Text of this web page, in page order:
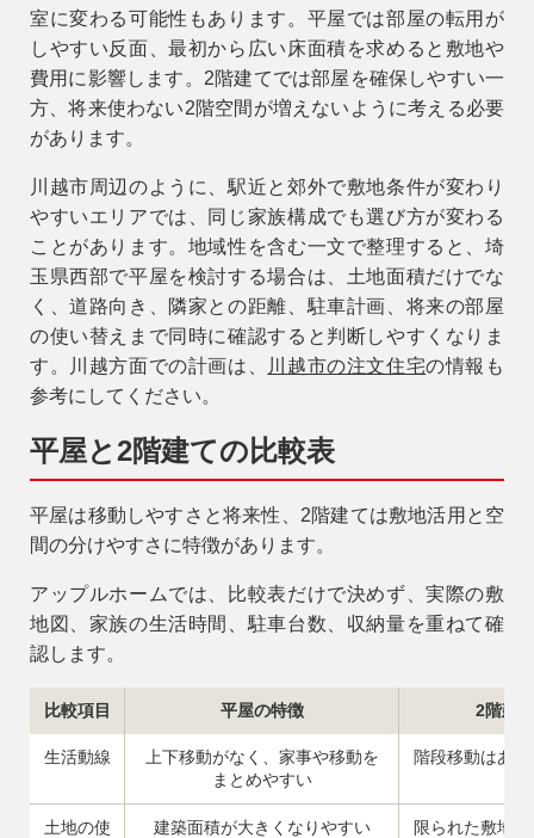
室に変わる可能性もあります。平屋では部屋の転用が
しやすい反面、最初から広い床面積を求めると敷地や
費用に影響します。2階建てでは部屋を確保しやすい一
方、将来使わない2階空間が増えないように考える必要
があります。
川越市周辺のように、駅近と郊外で敷地条件が変わり
やすいエリアでは、同じ家族構成でも選び方が変わる
ことがあります。地域性を含む一文で整理すると、 埼
玉県西部で平屋を検討する場合は、土地面積だけでな
く、道路向き、隣家との距離、駐車計画、将来の部屋
の使い替えまで同時に確認すると判断しやすくなりま
す。
川越方面での計画は、 川越市の注文住宅の情報も
参考にしてください。
平屋と2階建ての比較表
平屋は移動しやすさと将来性、2階建ては敷地活用と空
間の分けやすさに特徴があります。
アップルホームでは、比較表だけで決めず、実際の敷
地図、家族の生活時間、駐車台数、収納量を重ねて確
認します。
比較項目 平屋の特徴 2階建
生活動線
上下移動がなく、家事や移動を
まとめやすい
階段移動はあ
土地の使
建築面積が大きくなりやすい
限られた敷地